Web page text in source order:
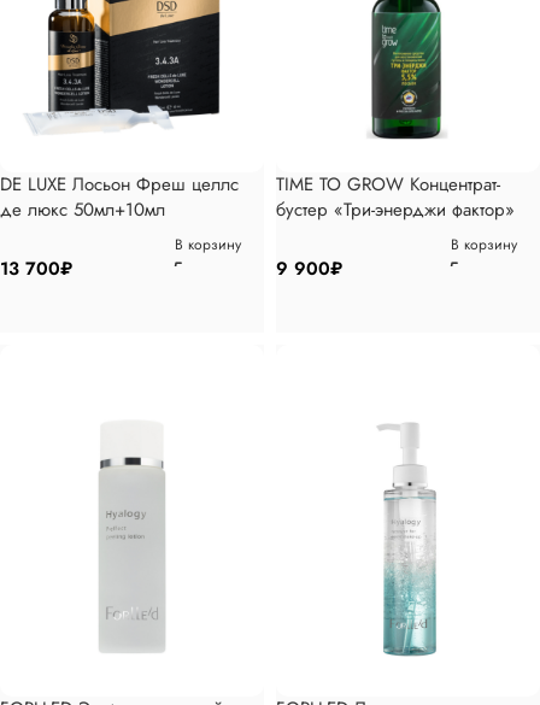
DE LUXE Лосьон Фреш целлс
де люкс 50мл+10мл
13 700₽
В корзину
TIME TO GROW Концентрат-
бустер «Три-энерджи фактор»
9 900₽
В корзину